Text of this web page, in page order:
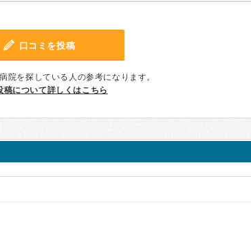
口コミを投稿
院を探している人の参考になります。
稿について詳しくはこちら